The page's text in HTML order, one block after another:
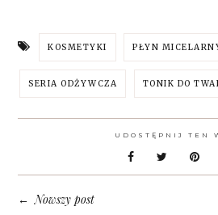
KOSMETYKI PŁYN
SERIA ODŻYWCZA TONIK DO
UDOSTĘPNIJ TEN
← Nowszy post